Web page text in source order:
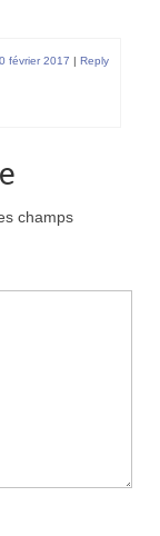
février 2017 Reply
champs